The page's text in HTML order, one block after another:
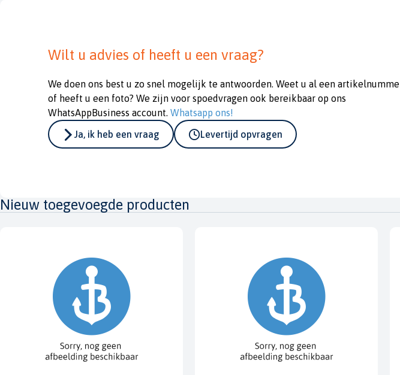
Wilt u advies of heeft u een vraag?
We doen ons best u zo snel mogelijk te antwoorden. Weet u al een
of heeft u een foto? We zijn voor spoedvragen ook bereikbaar op ons
WhatsAppBusiness account. Whatsapp ons!
Ja, ik heb een vraag
Levertijd opvragen
Nieuw toegevoegde producten